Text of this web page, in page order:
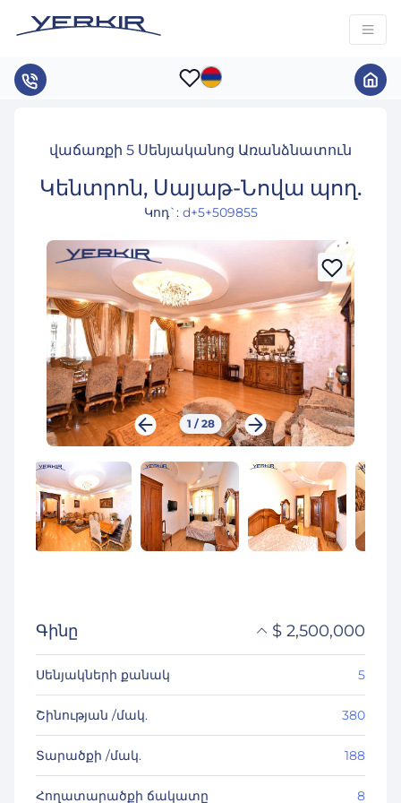
վաճառքի 5 Սենյականոց Առանձնատուն
Կենտրոն, Սայաթ-Նովա պող.
Կոդ`: d+5+509855
1 / 28
Գինը $ 2,500,000
Սենյակների քանակ 5
Շինության /մակ. 380
Տարածքի /մակ. 188
Հողատարածքի ճակատը 8